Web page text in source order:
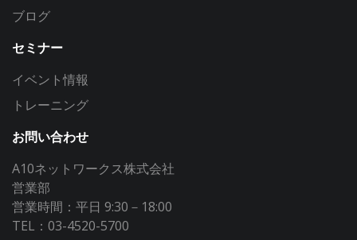
ブログ
セミナー
イベント情報
トレーニング
お問い合わせ
A10ネットワークス株式会社
営業部
営業時間：平日 9:30－18:00
TEL：03-4520-5700